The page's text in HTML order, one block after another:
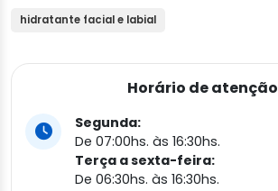
hidratante facial e labial
Horário de atenção
Segunda:
De 07:00hs. às 16:30hs.
Terça a sexta-feira:
De 06:30hs. às 16:30hs.